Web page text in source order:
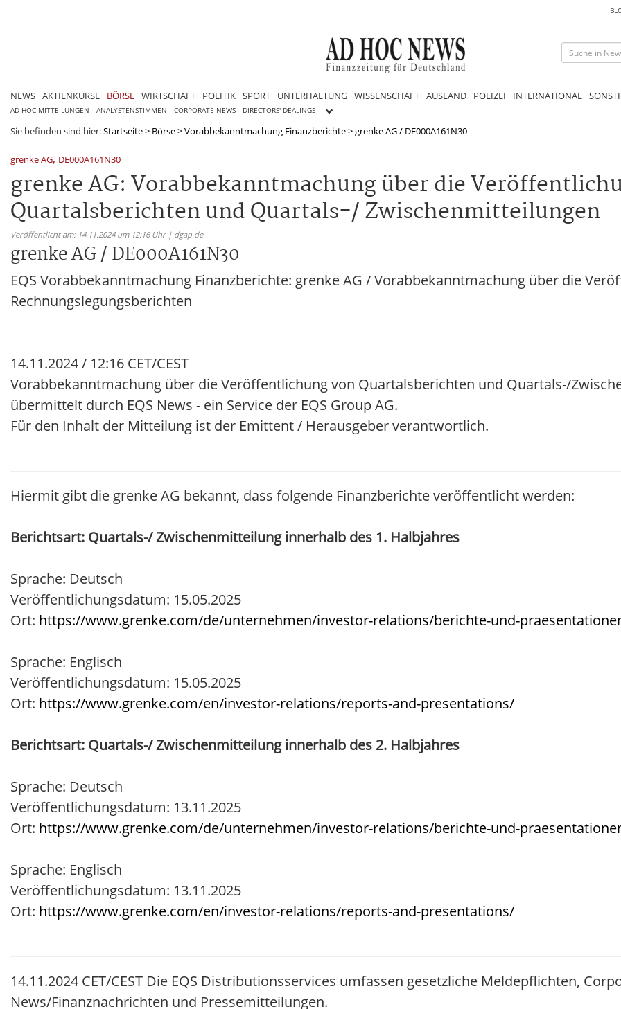
NEWS AKTIENKURSE BÖRSE WIRTSCHAFT POLITIK SPORT UNTERHALTUNG WISSENSCHAFT AUSLAND POLIZEI INTERNATIONAL
AD HOC MITTEILUNGEN ANALYSTENSTIMMEN CORPORATE NEWS DIRECTORS' DEALINGS
Sie befinden sind hier:Startseite> Börse>Vorabbekanntmachung Finanzberichte>grenke AG / DE000A161N30
grenke AG, DE000A161N30
grenke AG: Vorabbekanntmachung über die
Quartalsberichten und Quartals-/ Zwischenmitteilungen
Veröffentlicht am: 14.11.2024 um 12:16 Uhr | dgap.de
grenke AG / DE000A161N30
EQS Vorabbekanntmachung Finanzberichte: grenke AG / Vorabbekanntmachung über die
Rechnungslegungsberichten
14.11.2024 / 12:16 CET/CEST
Vorabbekanntmachung über die Veröffentlichung von Quartalsberichten und Quartals-/
übermittelt durch EQS News - ein Service der EQS Group AG.
Für den Inhalt der Mitteilung ist der Emittent / Herausgeber verantwortlich.
Hiermit gibt die grenke AG bekannt, dass folgende Finanzberichte veröffentlicht werden:
Berichtsart: Quartals-/ Zwischenmitteilung innerhalb des 1. Halbjahres
Sprache: Deutsch
Veröffentlichungsdatum: 15.05.2025
Ort: https://www.grenke.com/de/unternehmen/investor-relations/berichte-und-
Sprache: Englisch
Veröffentlichungsdatum: 15.05.2025
Ort: https://www.grenke.com/en/investor-relations/reports-and-presentations/
Berichtsart: Quartals-/ Zwischenmitteilung innerhalb des 2. Halbjahres
Sprache: Deutsch
Veröffentlichungsdatum: 13.11.2025
Ort: https://www.grenke.com/de/unternehmen/investor-relations/berichte-und-
Sprache: Englisch
Veröffentlichungsdatum: 13.11.2025
Ort: https://www.grenke.com/en/investor-relations/reports-and-presentations/
14.11.2024 CET/CEST Die EQS Distributionsservices umfassen gesetzliche Meldepflichten,
News/Finanznachrichten und Pressemitteilungen.